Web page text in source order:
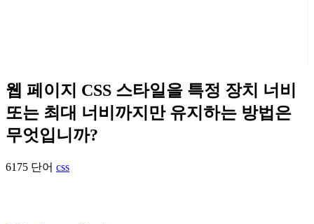
웹 페이지 CSS 스타일을 특정 장치 너비
또는 최대 너비까지만 유지하는 방법은
무엇입니까?
6175 단어 css